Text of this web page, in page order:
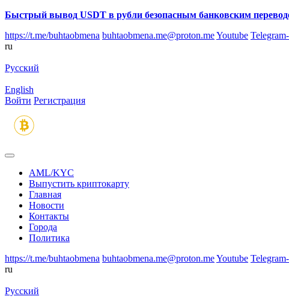
Быстрый вывод USDT в рубли безопасным банковским
https://t.me/buhtaobmena buhtaobmena.me@proton.meYoutube
ru
Русский
English
Войти Регистрация
AML/KYC
Выпустить криптокарту
Главная
Новости
Контакты
Города
Политика
https://t.me/buhtaobmena buhtaobmena.me@proton.meYoutube
ru
Русский